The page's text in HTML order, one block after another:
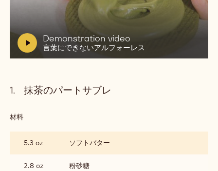
V
i
d
:
Demonstration video
言葉にできないアルフォーレス
再
生:
Demonstration
video
に
で
な
い
ア
ォ
抹茶のパートサブレ
材料
の
パ
ー
5.3 oz ソフトバター
2.8 oz 粉砂糖